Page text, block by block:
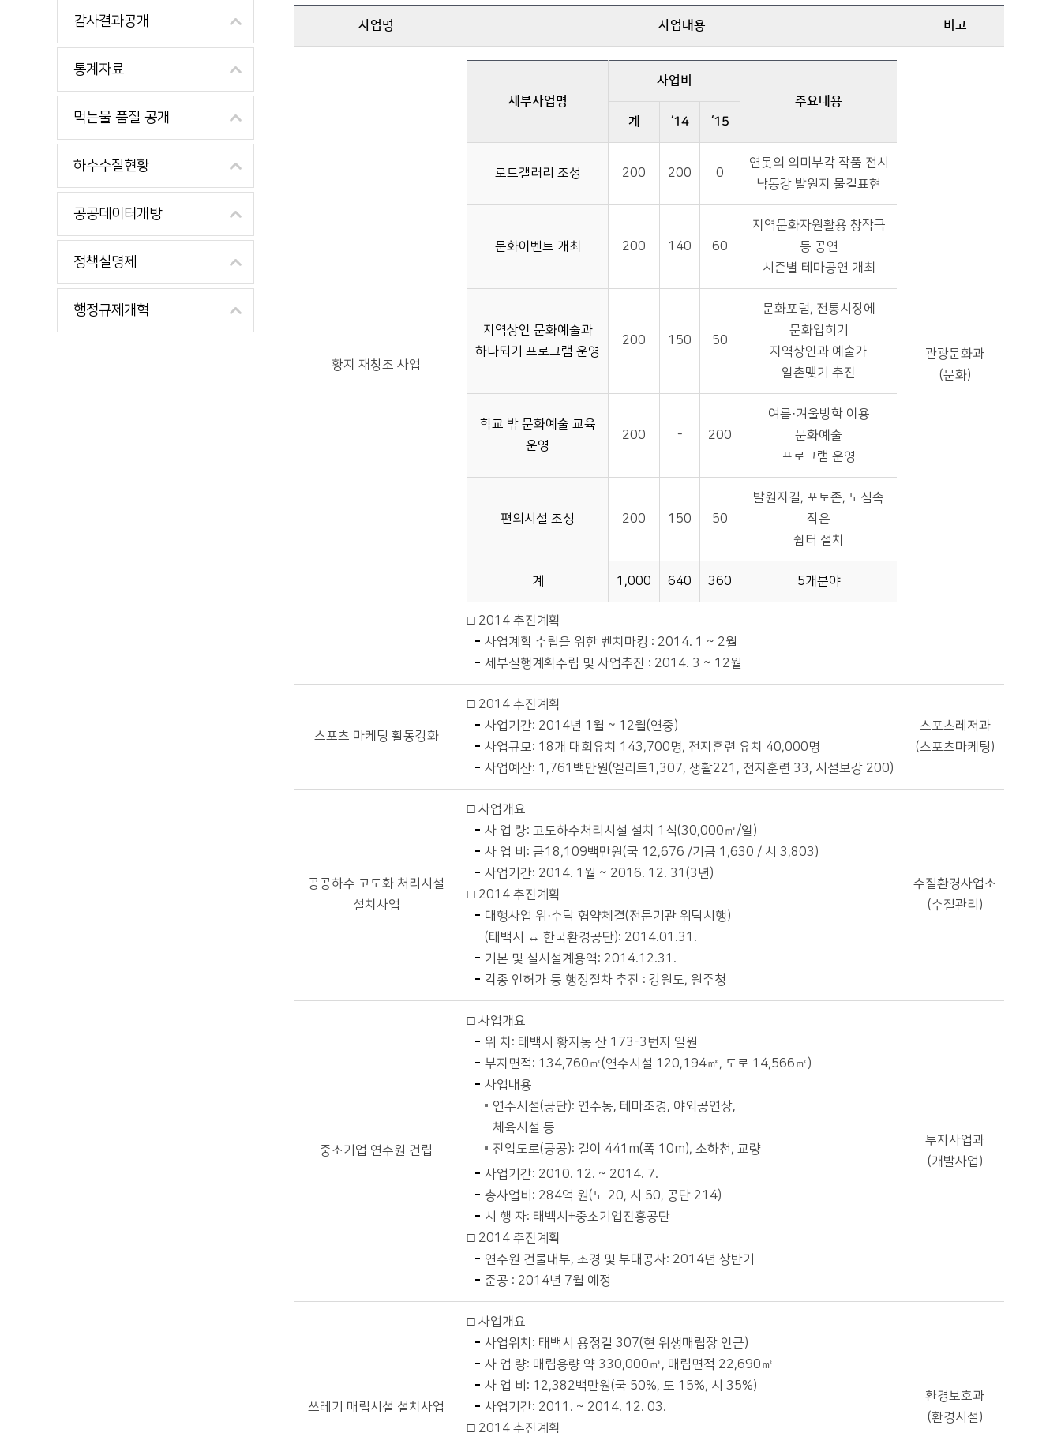
감사결과공개
통계자료
먹는물 품질 공개
하수수질현황
공공데이터개방
정책실명제
행정규제개혁
사업명 사업내용 비고
황지 재창조 사업
세부사업명
사업비
주요내용
계
‘14 ‘15
로드갤러리 조성 200 200 0
연못의 의미부각 작품 전시
낙동강 발원지 물길표현
문화이벤트 개최 200 140 60
지역문화자원활용 창작극
등 공연
시즌별 테마공연 개최
지역상인 문화예술과
하나되기 프로그램 운영
200 150 50
문화포럼, 전통시장에
문화입히기
지역상인과 예술가
일촌맺기 추진
학교 밖 문화예술 교육
운영
200 - 200
여름·겨울방학 이용
문화예술
프로그램 운영
편의시설 조성 200 150 50
발원지길, 포토존, 도심속
작은
쉼터 설치
계 1,000 640 360 5개분야
□ 2014 추진계획
사업계획 수립을 위한 벤치마킹 : 2014. 1 ~ 2월
세부실행계획수립 및 사업추진 : 2014. 3 ~ 12월
관광문화과
(문화)
스포츠 마케팅 활동강화
□ 2014 추진계획
사업기간: 2014년 1월 ~ 12월(연중)
사업규모: 18개 대회유치 143,700명, 전지훈련 유치 40,000명
사업예산: 1,761백만원(엘리트1,307, 생활221, 전지훈련 33, 시설보강 200)
스포츠레저과
(스포츠마케팅)
공공하수 고도화 처리시설
설치사업
□ 사업개요
사 업 량: 고도하수처리시설 설치 1식(30,000㎥/일)
사 업 비: 금18,109백만원(국 12,676 /기금 1,630 / 시 3,803)
사업기간: 2014. 1월 ~ 2016. 12. 31(3년)
□ 2014 추진계획
대행사업 위·수탁 협약체결(전문기관 위탁시행)
(태백시 ↔ 한국환경공단): 2014.01.31.
기본 및 실시설계용역: 2014.12.31.
각종 인허가 등 행정절차 추진 : 강원도, 원주청
수질환경사업소
(수질관리)
중소기업 연수원 건립
□ 사업개요
위 치: 태백시 황지동 산 173-3번지 일원
부지면적: 134,760㎡(연수시설 120,194㎡, 도로 14,566㎡)
사업내용
연수시설(공단): 연수동, 테마조경, 야외공연장,
체육시설 등
진입도로(공공): 길이 441m(폭 10m), 소하천, 교량
사업기간: 2010. 12. ~ 2014. 7.
총사업비: 284억 원(도 20, 시 50, 공단 214)
시 행 자: 태백시+중소기업진흥공단
□ 2014 추진계획
연수원 건물내부, 조경 및 부대공사: 2014년 상반기
준공 : 2014년 7월 예정
투자사업과
(개발사업)
쓰레기 매립시설 설치사업
□ 사업개요
사업위치: 태백시 용정길 307(현 위생매립장 인근)
사 업 량: 매립용량 약 330,000㎥, 매립면적 22,690㎡
사 업 비: 12,382백만원(국 50%, 도 15%, 시 35%)
사업기간: 2011. ~ 2014. 12. 03.
□ 2014 추진계획
환경보호과
(환경시설)